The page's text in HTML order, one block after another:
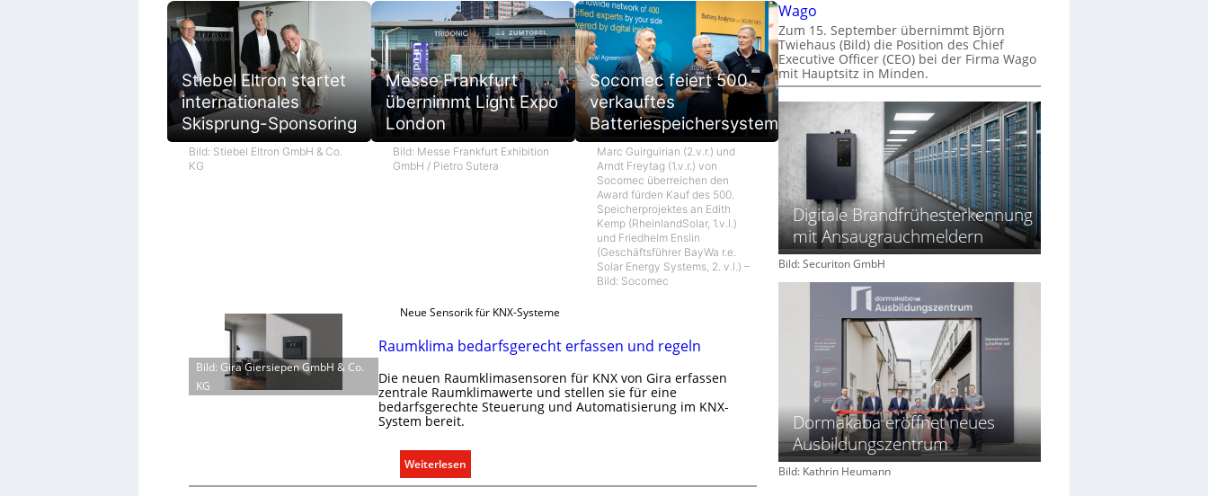
Stiebel Eltron startet
internationales
Skisprung-Sponsoring
Bild: Stiebel Eltron GmbH & Co.
KG
Messe Frankfurt
übernimmt Light Expo
London
Bild: Messe Frankfurt Exhibition
GmbH / Pietro Sutera
Socomec feiert 500.
verkauftes
Batteriespeichersystem
Marc Guirguirian (2.v.r.) und
Arndt Freytag (1.v.r.) von
Socomec überreichen den
Award fürden Kauf des 500.
Speicherprojektes an Edith
Kemp (RheinlandSolar, 1.v.l.)
und Friedhelm Enslin
(Geschäftsführer BayWa r.e.
Solar Energy Systems, 2. v.l.) –
Bild: Socomec
Bild: Gira Giersiepen GmbH & Co.
KG
Neue Sensorik für KNX-Systeme
Raumklima bedarfsgerecht erfassen und regeln
Die neuen Raumklimasensoren für KNX von Gira erfassen
zentrale Raumklimawerte und stellen sie für eine
bedarfsgerechte Steuerung und Automatisierung im KNX-
System bereit.
Weiterlesen:
R
Wago
Zum 15. September übernimmt Björn
Twiehaus (Bild) die Position des Chief
Executive Officer (CEO) bei der Firma Wago
mit Hauptsitz in Minden.
Digitale Brandfrühesterkennung
mit Ansaugrauchmeldern
Bild: Securiton GmbH
Dormakaba eröffnet neues
Ausbildungszentrum
Bild: Kathrin Heumann